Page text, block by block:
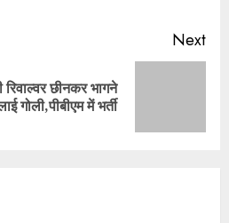
Next
छीनकर भागने
गोली,पीबीएम में भर्ती